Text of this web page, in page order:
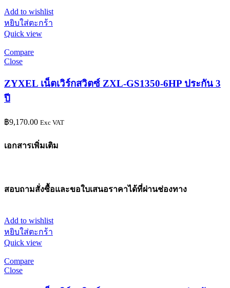
Add to wishlist
หยิบใส่ตะกร้า
Quick view
Compare
Close
ZYXEL เน็ตเวิร์กสวิตซ์ ZXL-GS1350-6HP ประกัน 3
ปี
฿9,170.00 Exc VAT
เอกสารเพิ่มเติม
สอบถามสั่งซื้อและขอใบเสนอราคาได้ที่ผ่านช่องทาง
Add to wishlist
หยิบใส่ตะกร้า
Quick view
Compare
Close